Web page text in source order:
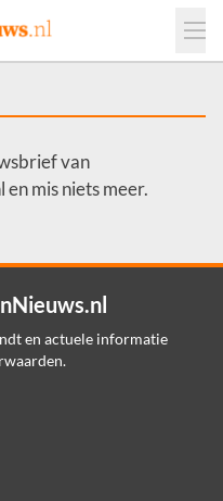
van
mis niets meer.
en actuele informatie